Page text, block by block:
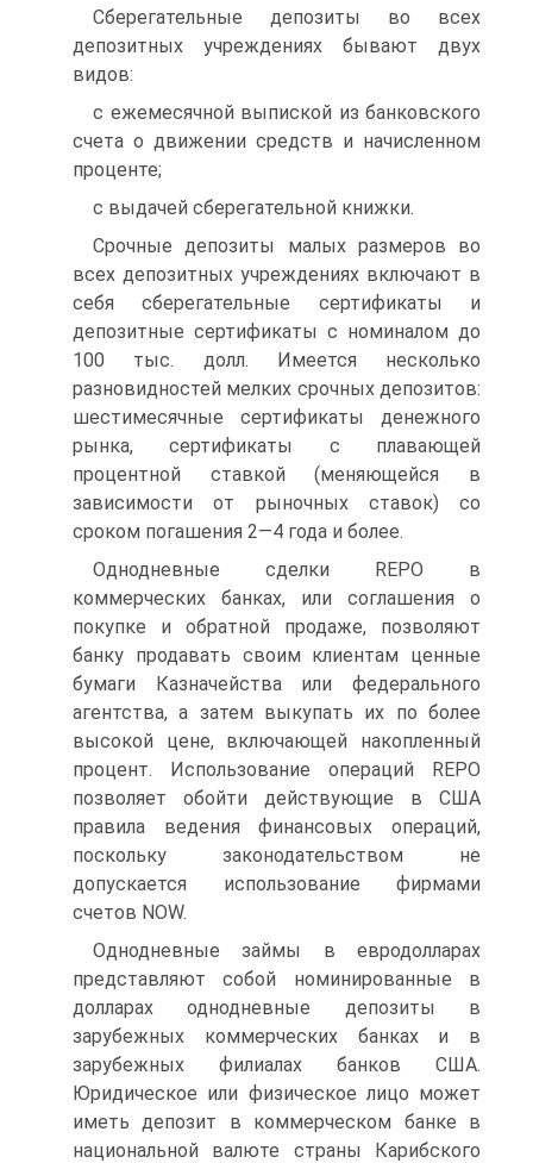
Сберегательные депозиты во всех
депозитных учреждениях бывают двух
видов:
с ежемесячной выпиской из банковского
счета о движении средств и начисленном
проценте;
с выдачей сберегательной книжки.
Срочные депозиты малых размеров во
всех депозитных учреждениях включают в
себя сберегательные сертификаты и
депозитные сертификаты с номиналом до
100 тыс. долл. Имеется несколько
разновидностей мелких срочных депозитов:
шестимесячные сертификаты денежного
рынка, сертификаты с плавающей
процентной ставкой (меняющейся в
зависимости от рыночных ставок) со
сроком погашения 2—4 года и более.
Однодневные сделки REPO в
коммерческих банках, или соглашения о
покупке и обратной продаже, позволяют
банку продавать своим клиентам ценные
бумаги Казначейства или федерального
агентства, а затем выкупать их по более
высокой цене, включающей накопленный
процент. Использование операций REPO
позволяет обойти действующие в США
правила ведения финансовых операций,
поскольку законодательством не
допускается использование фирмами
счетов NOW.
Однодневные займы в евродолларах
представляют собой номинированные в
долларах однодневные депозиты в
зарубежных коммерческих банках и в
зарубежных филиалах банков США.
Юридическое или физическое лицо может
иметь депозит в коммерческом банке в
национальной валюте страны Карибского